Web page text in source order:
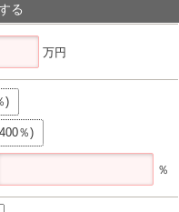
る
万円
)
％)
％